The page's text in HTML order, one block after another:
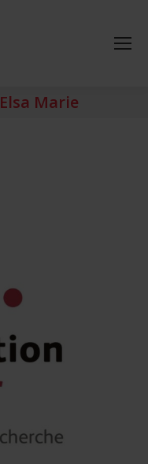
Elsa Marie